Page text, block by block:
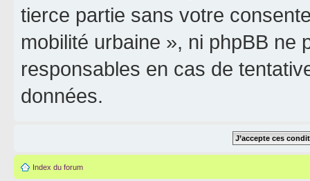
tierce partie sans votre
mobilité urbaine », ni phpBB ne
responsables en cas de
données.
Index du forum